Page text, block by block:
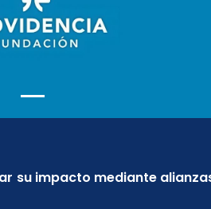
su impacto mediante